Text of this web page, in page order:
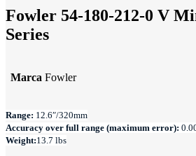
Fowler 54-180-212-0 V
Series
Marca Fowler
Range: 12.6″/320mm
Accuracy over full range (maximum error):
Weight:13.7 lbs